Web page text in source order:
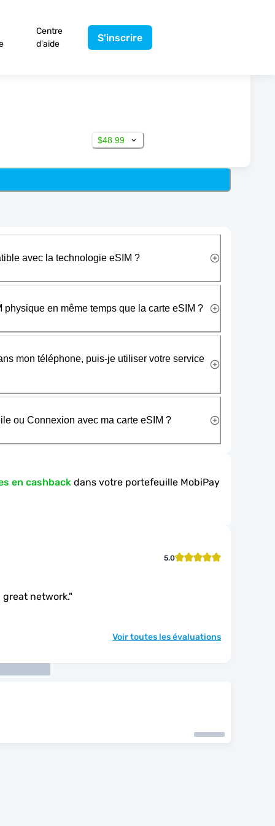
Centre
d'aide
S'inscrire
$48.99
avec la technologie eSIM ?
physique en même temps que la carte eSIM ?
mon téléphone, puis-je utiliser votre service
ou Connexion avec ma carte eSIM ?
en cashback dans votre portefeuille MobiPay
5.0
network."
Voir toutes les évaluations